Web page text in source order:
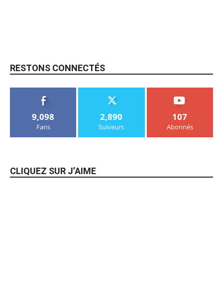
RESTONS CONNECTÉS
9,098
Fans
2,890
Suiveurs
107
Abonnés
CLIQUEZ SUR J’AIME